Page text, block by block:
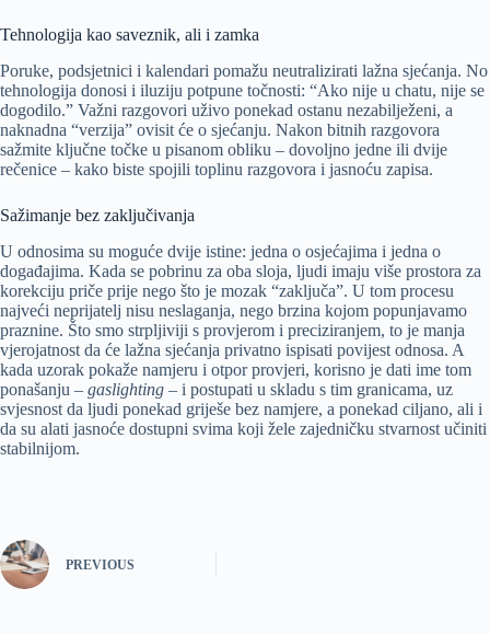
Tehnologija kao saveznik, ali i zamka
Poruke, podsjetnici i kalendari pomažu neutralizirati lažna sjećanja. No
tehnologija donosi i iluziju potpune točnosti: “Ako nije u chatu, nije se
dogodilo.” Važni razgovori uživo ponekad ostanu nezabilježeni, a
naknadna “verzija” ovisit će o sjećanju. Nakon bitnih razgovora
sažmite ključne točke u pisanom obliku – dovoljno jedne ili dvije
rečenice – kako biste spojili toplinu razgovora i jasnoću zapisa.
Sažimanje bez zaključivanja
U odnosima su moguće dvije istine: jedna o osjećajima i jedna o
događajima. Kada se pobrinu za oba sloja, ljudi imaju više prostora za
korekciju priče prije nego što je mozak “zaključa”. U tom procesu
najveći neprijatelj nisu neslaganja, nego brzina kojom popunjavamo
praznine. Što smo strpljiviji s provjerom i preciziranjem, to je manja
vjerojatnost da će lažna sjećanja privatno ispisati povijest odnosa. A
kada uzorak pokaže namjeru i otpor provjeri, korisno je dati ime tom
ponašanju – gaslighting – i postupati u skladu s tim granicama, uz
svjesnost da ljudi ponekad griješe bez namjere, a ponekad ciljano, ali i
da su alati jasnoće dostupni svima koji žele zajedničku stvarnost učiniti
stabilnijom.
PREVIOUS